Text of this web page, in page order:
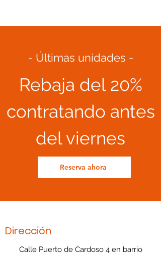
- Últimas unidades -
Rebaja del 20%
contratando antes
del viernes
Reserva ahora
Dirección
Calle Puerto de Cardoso 4 en barrio